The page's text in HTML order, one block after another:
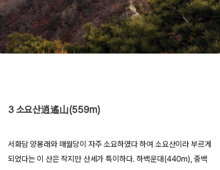
3 소요산逍遙山(559m)
서화담 양봉래와 매월당이 자주 소요하였다 하여 소요산이라 부르게
되었다는 이 산은 작지만 산세가 특이하다. 하백운대(440m), 중백